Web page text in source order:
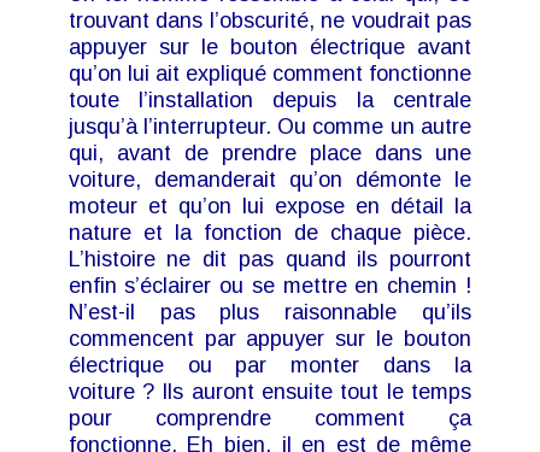
trouvant dans l’obscurité, ne voudrait pas
appuyer sur le bouton électrique avant
qu’on lui ait expliqué comment fonctionne
toute l’installation depuis la centrale
jusqu’à l’interrupteur. Ou comme un autre
qui, avant de prendre place dans une
voiture, demanderait qu’on démonte le
moteur et qu’on lui expose en détail la
nature et la fonction de chaque pièce.
L’histoire ne dit pas quand ils pourront
enfin s’éclairer ou se mettre en chemin !
N’est-il pas plus raisonnable qu’ils
commencent par appuyer sur le bouton
électrique ou par monter dans la
voiture ? Ils auront ensuite tout le temps
pour comprendre comment ça
fonctionne. Eh bien, il en est de même